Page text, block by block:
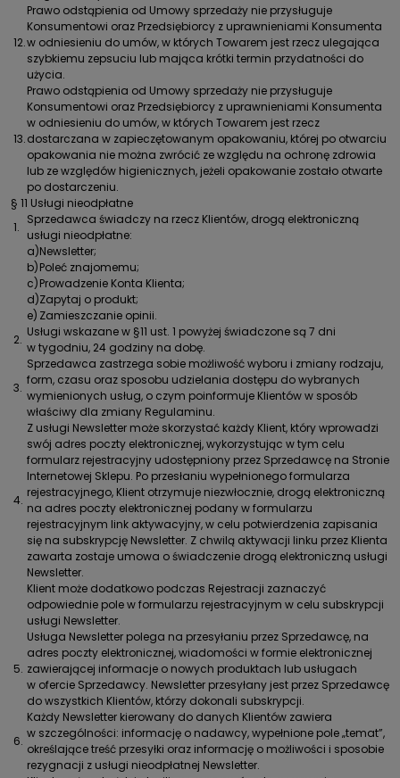
12.
Prawo odstąpienia od Umowy sprzedaży nie przysługuje
Konsumentowi oraz Przedsiębiorcy z uprawnieniami Konsumenta
w odniesieniu do umów, w których Towarem jest rzecz ulegająca
szybkiemu zepsuciu lub mająca krótki termin przydatności do
użycia.
13.
Prawo odstąpienia od Umowy sprzedaży nie przysługuje
Konsumentowi oraz Przedsiębiorcy z uprawnieniami Konsumenta
w odniesieniu do umów, w których Towarem jest rzecz
dostarczana w zapieczętowanym opakowaniu, której po otwarciu
opakowania nie można zwrócić ze względu na ochronę zdrowia
lub ze względów higienicznych, jeżeli opakowanie zostało otwarte
po dostarczeniu.
§ 11 Usługi nieodpłatne
1.
Sprzedawca świadczy na rzecz Klientów, drogą elektroniczną
usługi nieodpłatne:
a)Newsletter;
b)Poleć znajomemu;
c)Prowadzenie Konta Klienta;
d)Zapytaj o produkt;
e) Zamieszczanie opinii.
2.
Usługi wskazane w §11 ust. 1 powyżej świadczone są 7 dni
w tygodniu, 24 godziny na dobę.
3.
Sprzedawca zastrzega sobie możliwość wyboru i zmiany rodzaju,
form, czasu oraz sposobu udzielania dostępu do wybranych
wymienionych usług, o czym poinformuje Klientów w sposób
właściwy dla zmiany Regulaminu.
4.
Z usługi Newsletter może skorzystać każdy Klient, który wprowadzi
swój adres poczty elektronicznej, wykorzystując w tym celu
formularz rejestracyjny udostępniony przez Sprzedawcę na Stronie
Internetowej Sklepu. Po przesłaniu wypełnionego formularza
rejestracyjnego, Klient otrzymuje niezwłocznie, drogą elektroniczną
na adres poczty elektronicznej podany w formularzu
rejestracyjnym link aktywacyjny, w celu potwierdzenia zapisania
się na subskrypcję Newsletter. Z chwilą aktywacji linku przez Klienta
zawarta zostaje umowa o świadczenie drogą elektroniczną usługi
Newsletter.
Klient może dodatkowo podczas Rejestracji zaznaczyć
odpowiednie pole w formularzu rejestracyjnym w celu subskrypcji
usługi Newsletter.
5.
Usługa Newsletter polega na przesyłaniu przez Sprzedawcę, na
adres poczty elektronicznej, wiadomości w formie elektronicznej
zawierającej informacje o nowych produktach lub usługach
w ofercie Sprzedawcy. Newsletter przesyłany jest przez Sprzedawcę
do wszystkich Klientów, którzy dokonali subskrypcji.
6.
Każdy Newsletter kierowany do danych Klientów zawiera
w szczególności: informację o nadawcy, wypełnione pole „temat”,
określające treść przesyłki oraz informację o możliwości i sposobie
rezygnacji z usługi nieodpłatnej Newsletter.